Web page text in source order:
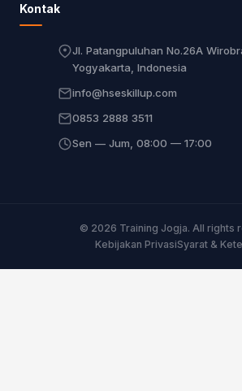
Kontak
Jl. Patangpuluhan No.26A
Yogyakarta, Indonesia
info@hseskillup.com
0853 2888 3511
Sen — Jum, 08:00 — 17:00
© 2026 Training Jogja. All rights
Kebijakan PrivasiSyarat &